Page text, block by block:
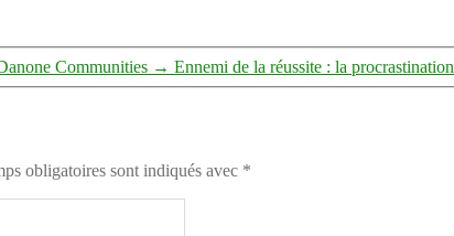
Communities → Ennemi de la réussite : la procrastination
obligatoires sont indiqués avec *